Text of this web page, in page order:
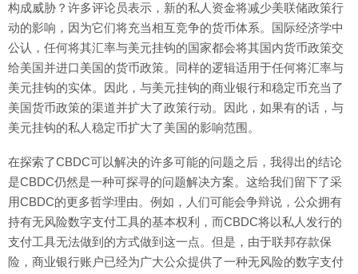
构成威胁？许多评论员表示，新的私人资金将减少美联储政策行
动的影响，因为它们将充当相互竞争的货币体系。国际经济学中
公认，任何将其汇率与美元挂钩的国家都会将其国内货币政策交
给美国并进口美国的货币政策。同样的逻辑适用于任何将汇率与
美元挂钩的实体。因此，与美元挂钩的商业银行和稳定币充当了
美国货币政策的渠道并扩大了政策行动。因此，如果有的话，与
美元挂钩的私人稳定币扩大了美国的影响范围。
在探索了CBDC可以解决的许多可能的问题之后，我得出的结论
是CBDC仍然是一种可探寻的问题解决方案。这给我们留下了采
用CBDC的更多哲学理由。例如，人们可能会争辩说，公众拥有
持有无风险数字支付工具的基本权利，而CBDC将以私人发行的
支付工具无法做到的方式做到这一点。但是，由于联邦存款保
险，商业银行账户已经为广大公众提供了一种无风险的数字支付